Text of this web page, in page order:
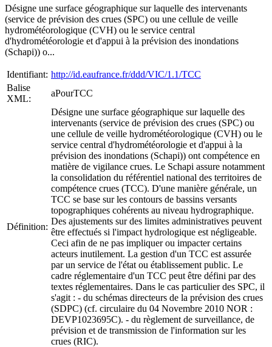
Désigne une surface géographique sur laquelle des intervenants
(service de prévision des crues (SPC) ou une cellule de veille
hydrométéorologique (CVH) ou le service central
d'hydrométéorologie et d'appui à la prévision des inondations
(Schapi)) o...
Identifiant: http://id.eaufrance.fr/ddd/VIC/1.1/TCC
Balise
XML:
aPourTCC
Définition:
Désigne une surface géographique sur laquelle des
intervenants (service de prévision des crues (SPC) ou
une cellule de veille hydrométéorologique (CVH) ou le
service central d'hydrométéorologie et d'appui à la
prévision des inondations (Schapi)) ont compétence en
matière de vigilance crues. Le Schapi assure notamment
la consolidation du référentiel national des territoires de
compétence crues (TCC). D'une manière générale, un
TCC se base sur les contours de bassins versants
topographiques cohérents au niveau hydrographique.
Des ajustements sur des limites administratives peuvent
être effectués si l'impact hydrologique est négligeable.
Ceci afin de ne pas impliquer ou impacter certains
acteurs inutilement. La gestion d'un TCC est assurée
par un service de l'état ou établissement public. Le
cadre réglementaire d'un TCC peut être défini par des
textes réglementaires. Dans le cas particulier des SPC, il
s'agit : - du schémas directeurs de la prévision des crues
(SDPC) (cf. circulaire du 04 Novembre 2010 NOR :
DEVP1023695C). - du règlement de surveillance, de
prévision et de transmission de l'information sur les
crues (RIC).